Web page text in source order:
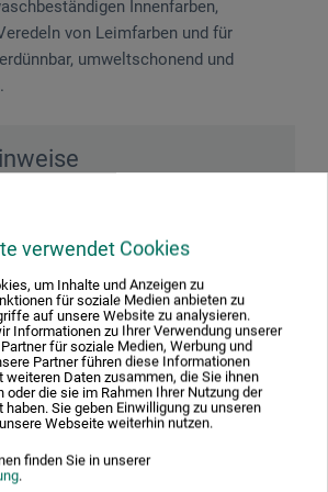
verwendet Cookies
um Inhalte und Anzeigen zu
für soziale Medien anbieten zu
auf unsere Website zu analysieren.
Informationen zu Ihrer Verwendung unserer
für soziale Medien, Werbung und
Partner führen diese Informationen
Daten zusammen, die Sie ihnen
oder die sie im Rahmen Ihrer Nutzung der
Sie geben Einwilligung zu unseren
Webseite weiterhin nutzen.
finden Sie in unserer
.
Innenfarben,
von Leimfarben und für
umweltschonend und
Hautreaktionen
(0)